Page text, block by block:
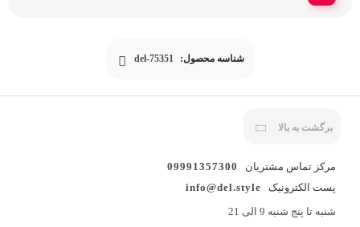
شناسه محصول: del-75351
برگشت به بالا
مرکز تماس مشتریان
09991357300
پست الکترونیک
info@del.style
شنبه تا پنج شنبه 9 الی 21